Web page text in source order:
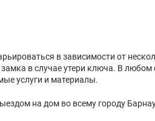
в зависимости от
в случае утери ключа. В любом
услуги и материалы.
на дом во всему городу